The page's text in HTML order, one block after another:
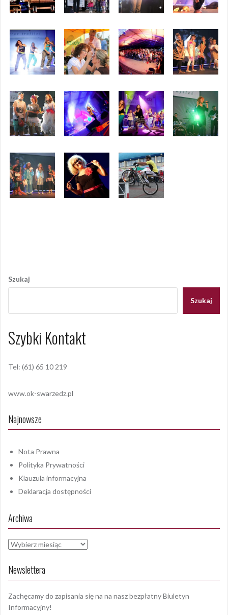
wpisu
Szukaj
Szukaj
Szybki Kontakt
Tel: (61) 65 10 219
www.ok-swarzedz.pl
Najnowsze
Nota Prawna
Polityka Prywatności
Klauzula informacyjna
Deklaracja dostępności
Archiwa
Archiwa
Newslettera
Zachęcamy do zapisania się na na nasz bezpłatny Biuletyn
Informacyjny!